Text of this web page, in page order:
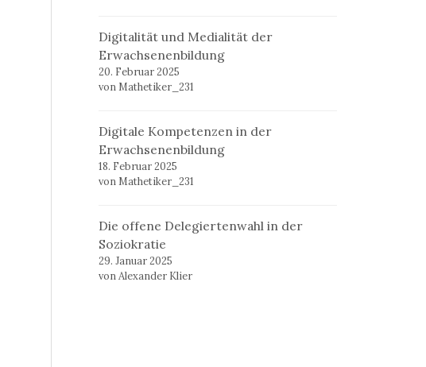
Digitalität und Medialität der
Erwachsenenbildung
20. Februar 2025
von Mathetiker_231
Digitale Kompetenzen in der
Erwachsenenbildung
18. Februar 2025
von Mathetiker_231
Die offene Delegiertenwahl in der
Soziokratie
29. Januar 2025
von Alexander Klier